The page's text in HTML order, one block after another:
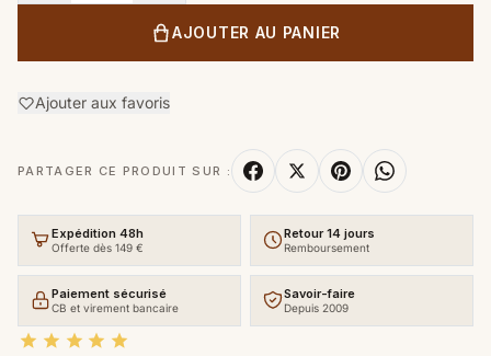
AJOUTER AU PANIER
Ajouter aux favoris
PARTAGER CE PRODUIT SUR :
Expédition 48h
Offerte dès 149 €
Retour 14 jours
Remboursement
Paiement sécurisé
CB et virement bancaire
Savoir-faire
Depuis 2009
    